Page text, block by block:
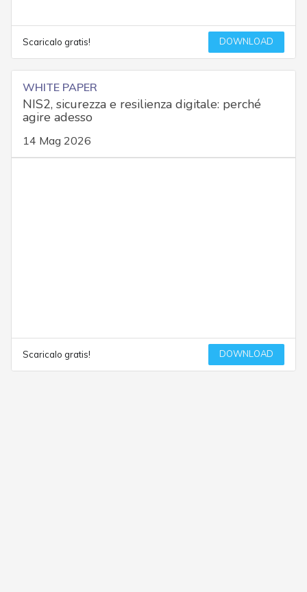
Scaricalo gratis! DOWNLOAD
WHITE PAPER
NIS2, sicurezza e resilienza digitale: perché
agire adesso
14 Mag 2026
Scaricalo gratis! DOWNLOAD